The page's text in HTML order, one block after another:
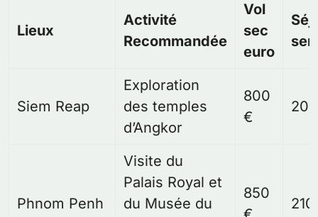
Lieux
Activité
Recommandée
Vol
sec
euro
Siem Reap
Exploration
des temples
d’Angkor
800
€
Phnom Penh
Visite du
Palais Royal et
du Musée du
850